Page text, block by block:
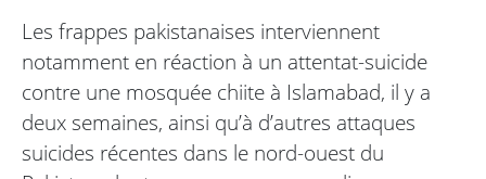
Les frappes pakistanaises interviennent
notamment en réaction à un attentat-suicide
contre une mosquée chiite à Islamabad, il y a
deux semaines, ainsi qu’à d’autres attaques
suicides récentes dans le nord-ouest du